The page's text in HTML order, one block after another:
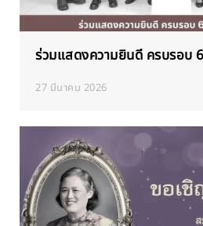
ร่วมแสดงความยินดี ครบรอบ
27 มีนาคม 2026